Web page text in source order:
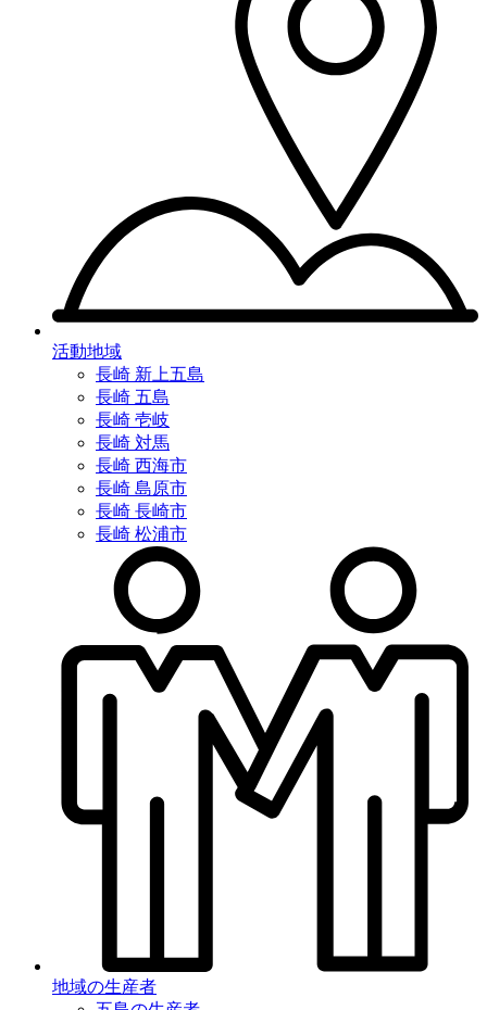
活動地域
長崎 新上五島
長崎 五島
長崎 壱岐
長崎 対馬
長崎 西海市
長崎 島原市
長崎 長崎市
長崎 松浦市
地域の生産者